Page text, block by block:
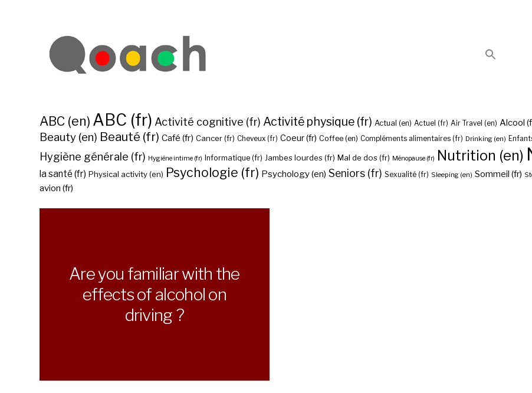
ABC (en) ABC (fr) Activité cognitive (fr) Activité physique (fr) Actual (en) Actuel (fr) Air Travel (en) Alcool
Beauty (en) Beauté (fr) Café (fr) Cancer (fr) Cheveux (fr) Coeur (fr) Coffee (en) Compléments alimentaires (fr) Drinking (en)
Hygiène générale (fr) Hygiène intime (fr) Informatique (fr) Jambes lourdes (fr) Mal de dos (fr) Ménopause (fr) Nutrition (en)
la santé (fr) Physical activity (en) Psychologie (fr) Psychology (en) Seniors (fr) Sexualité (fr) Sleeping (en) Sommeil (fr)
avion (fr)
Are you familiar with the
effects of alcohol on
driving ?